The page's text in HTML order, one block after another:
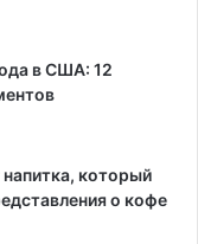
в США: 12
который
о кофе